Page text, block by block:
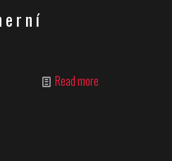
Read more